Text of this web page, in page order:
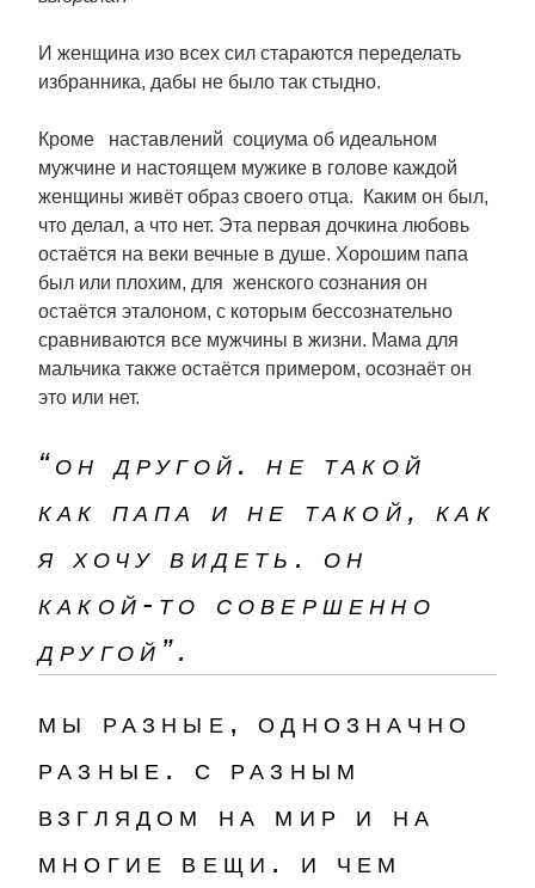
И женщина изо всех сил стараются переделать
избранника, дабы не было так стыдно.
Кроме наставлений социума об идеальном
мужчине и настоящем мужике в голове каждой
женщины живёт образ своего отца. Каким он был,
что делал, а что нет. Эта первая дочкина любовь
остаётся на веки вечные в душе. Хорошим папа
был или плохим, для женского сознания он
остаётся эталоном, с которым бессознательно
сравниваются все мужчины в жизни. Мама для
мальчика также остаётся примером, осознаёт он
это или нет.
“он другой. не такой
как папа и не такой, как
я хочу видеть. он
какой-то совершенно
другой”.
мы разные, однозначно
разные. с разным
взглядом на мир и на
многие вещи. и чем